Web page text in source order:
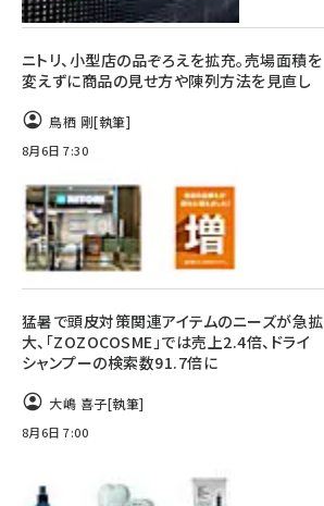
ニトリ、小型店の品ぞろえを拡充。売場面積を
変えずに商品の見せ方や陳列方法を見直し
鳥栖 剛[執筆]
8月6日 7:30
猛暑で頭皮対策関連アイテムのニーズが急拡
大、「ZOZOCOSME」では売上2.4倍、ドライ
シャンプーの検索数91.7倍に
大嶋 喜子[執筆]
8月6日 7:00